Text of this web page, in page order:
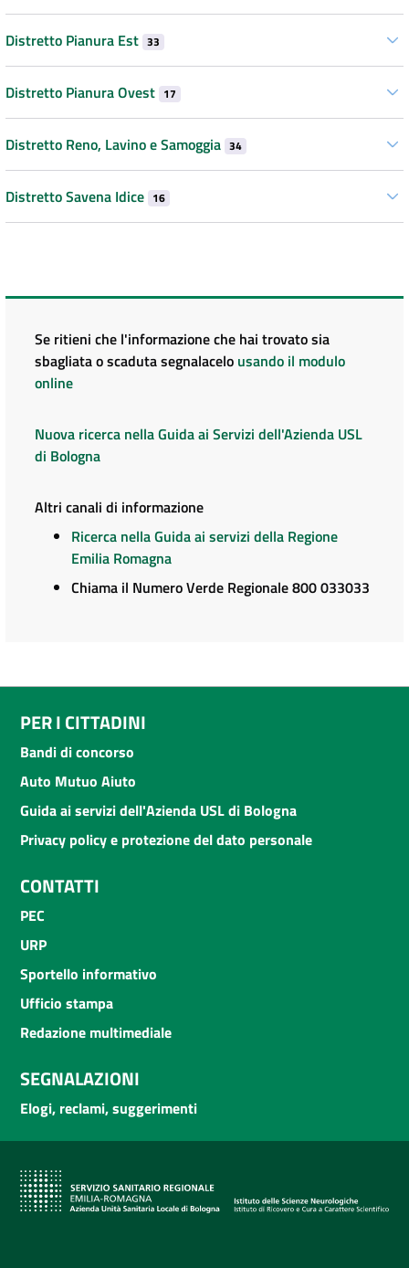
Distretto Pianura Est 33
Distretto Pianura Ovest 17
Distretto Reno, Lavino e Samoggia 34
Distretto Savena Idice 16
Se ritieni che l'informazione che hai trovato sia
sbagliata o scaduta segnalacelo usando il modulo
online
Nuova ricerca nella Guida ai Servizi dell'Azienda USL
di Bologna
Altri canali di informazione
Ricerca nella Guida ai servizi della Regione
Emilia Romagna
Chiama il Numero Verde Regionale 800 033033
PER I CITTADINI
Bandi di concorso
Auto Mutuo Aiuto
Guida ai servizi dell'Azienda USL di Bologna
Privacy policy e protezione del dato personale
CONTATTI
PEC
URP
Sportello informativo
Ufficio stampa
Redazione multimediale
SEGNALAZIONI
Elogi, reclami, suggerimenti